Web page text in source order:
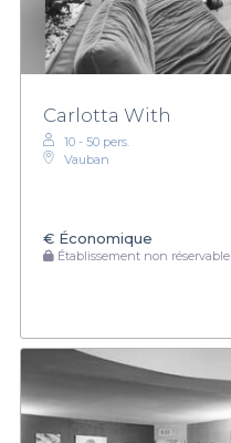
Carlotta With
10 - 50 pers.
Vauban
€ Économique
Établissement non réservable